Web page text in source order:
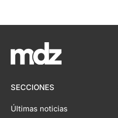
SECCIONES
Últimas noticias